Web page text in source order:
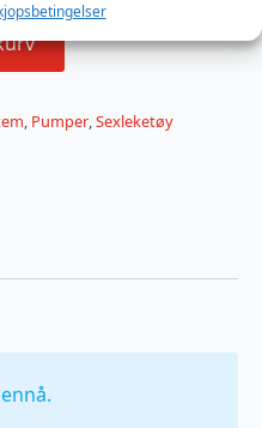
, Pumper,Sexleketøy